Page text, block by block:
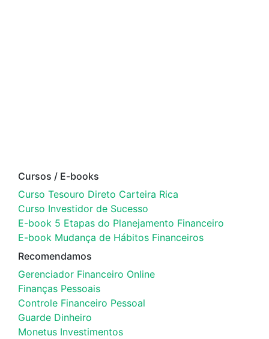
Cursos / E-books
Curso Tesouro Direto Carteira Rica
Curso Investidor de Sucesso
E-book 5 Etapas do Planejamento Financeiro
E-book Mudança de Hábitos Financeiros
Recomendamos
Gerenciador Financeiro Online
Finanças Pessoais
Controle Financeiro Pessoal
Guarde Dinheiro
Monetus Investimentos